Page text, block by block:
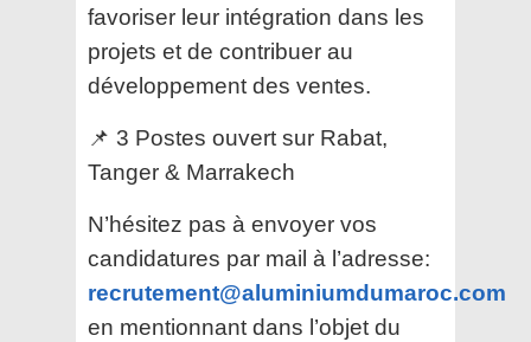
favoriser leur intégration dans les
projets et de contribuer au
développement des ventes.
📌 3 Postes ouvert sur Rabat,
Tanger & Marrakech
N’hésitez pas à envoyer vos
candidatures par mail à l’adresse:
recrutement@aluminiumdumaroc.com
en mentionnant dans l’objet du